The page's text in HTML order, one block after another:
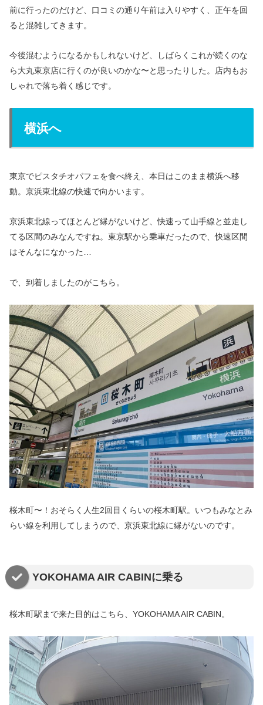
前に行ったのだけど、口コミの通り午前は入りやすく、正午を回
ると混雑してきます。
今後混むようになるかもしれないけど、しばらくこれが続くのな
ら大丸東京店に行くのが良いのかな〜と思ったりした。店内もお
しゃれで落ち着く感じです。
横浜へ
東京でピスタチオパフェを食べ終え、本日はこのまま横浜へ移
動。京浜東北線の快速で向かいます。
京浜東北線ってほとんど縁がないけど、快速って山手線と並走し
てる区間のみなんですね。東京駅から乗車だったので、快速区間
はそんなになかった…
で、到着しましたのがこちら。
桜木町〜！おそらく人生2回目くらいの桜木町駅。いつもみなとみ
らい線を利用してしまうので、京浜東北線に縁がないのです。
YOKOHAMA AIR CABINに乗る
桜木町駅まで来た目的はこちら、YOKOHAMA AIR CABIN。